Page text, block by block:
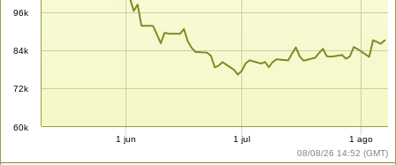
08/08/26 14:52 (GMT)
60k
72k
84k
96k
1 jun 1 jul 1 ago